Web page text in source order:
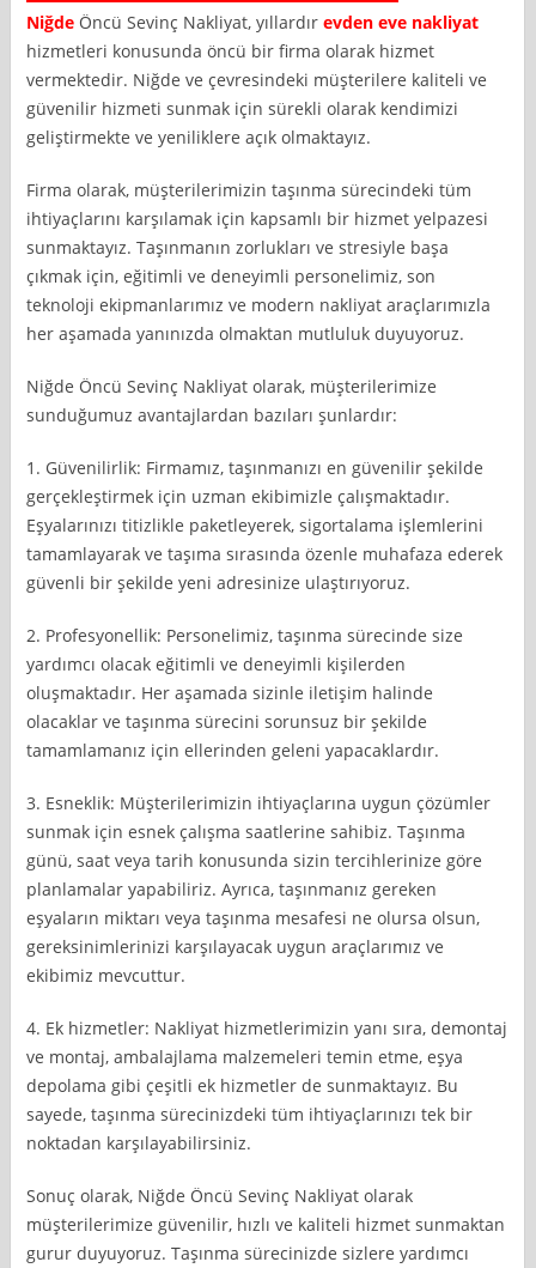
Niğde Öncü Sevinç Nakliyat, yıllardırevden eve nakliyat
hizmetleri konusunda öncü bir firma olarak hizmet
vermektedir. Niğde ve çevresindeki müşterilere kaliteli ve
güvenilir hizmeti sunmak için sürekli olarak kendimizi
geliştirmekte ve yeniliklere açık olmaktayız.
Firma olarak, müşterilerimizin taşınma sürecindeki tüm
ihtiyaçlarını karşılamak için kapsamlı bir hizmet yelpazesi
sunmaktayız. Taşınmanın zorlukları ve stresiyle başa
çıkmak için, eğitimli ve deneyimli personelimiz, son
teknoloji ekipmanlarımız ve modern nakliyat araçlarımızla
her aşamada yanınızda olmaktan mutluluk duyuyoruz.
Niğde Öncü Sevinç Nakliyat olarak, müşterilerimize
sunduğumuz avantajlardan bazıları şunlardır:
1. Güvenilirlik: Firmamız, taşınmanızı en güvenilir şekilde
gerçekleştirmek için uzman ekibimizle çalışmaktadır.
Eşyalarınızı titizlikle paketleyerek, sigortalama işlemlerini
tamamlayarak ve taşıma sırasında özenle muhafaza ederek
güvenli bir şekilde yeni adresinize ulaştırıyoruz.
2. Profesyonellik: Personelimiz, taşınma sürecinde size
yardımcı olacak eğitimli ve deneyimli kişilerden
oluşmaktadır. Her aşamada sizinle iletişim halinde
olacaklar ve taşınma sürecini sorunsuz bir şekilde
tamamlamanız için ellerinden geleni yapacaklardır.
3. Esneklik: Müşterilerimizin ihtiyaçlarına uygun çözümler
sunmak için esnek çalışma saatlerine sahibiz. Taşınma
günü, saat veya tarih konusunda sizin tercihlerinize göre
planlamalar yapabiliriz. Ayrıca, taşınmanız gereken
eşyaların miktarı veya taşınma mesafesi ne olursa olsun,
gereksinimlerinizi karşılayacak uygun araçlarımız ve
ekibimiz mevcuttur.
4. Ek hizmetler: Nakliyat hizmetlerimizin yanı sıra, demontaj
ve montaj, ambalajlama malzemeleri temin etme, eşya
depolama gibi çeşitli ek hizmetler de sunmaktayız. Bu
sayede, taşınma sürecinizdeki tüm ihtiyaçlarınızı tek bir
noktadan karşılayabilirsiniz.
Sonuç olarak, Niğde Öncü Sevinç Nakliyat olarak
müşterilerimize güvenilir, hızlı ve kaliteli hizmet sunmaktan
gurur duyuyoruz. Taşınma sürecinizde sizlere yardımcı